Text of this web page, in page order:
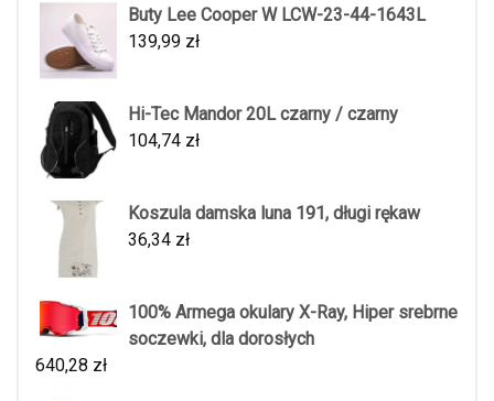
Buty Lee Cooper W LCW-23-44-1643L
139,99 zł
Hi-Tec Mandor 20L czarny / czarny
104,74 zł
Koszula damska luna 191, długi rękaw
36,34 zł
100% Armega okulary X-Ray, Hiper srebrne
soczewki, dla dorosłych
640,28 zł